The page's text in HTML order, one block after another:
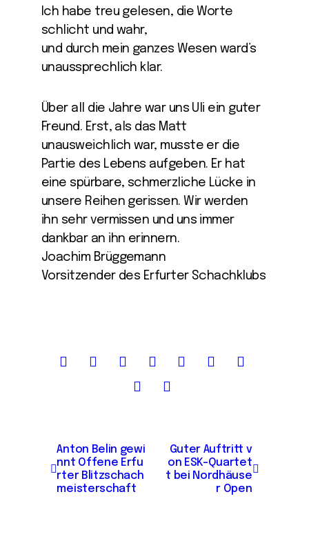
Ich habe treu gelesen, die Worte
schlicht und wahr,
und durch mein ganzes Wesen ward’s
unaussprechlich klar.
Über all die Jahre war uns Uli ein guter
Freund. Erst, als das Matt
unausweichlich war, musste er die
Partie des Lebens aufgeben. Er hat
eine spürbare, schmerzliche Lücke in
unsere Reihen gerissen. Wir werden
ihn sehr vermissen und uns immer
dankbar an ihn erinnern.
Joachim Brüggemann
Vorsitzender des Erfurter Schachklubs
Anton Belin gewi
nnt Offene Erfu
rter Blitzschach
meisterschaft
Guter Auftritt v
on ESK-Quartet
t bei Nordhäuse
r Open